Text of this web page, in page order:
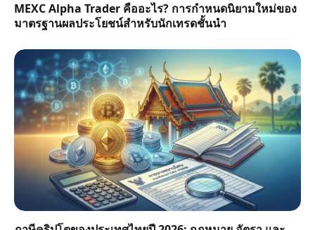
MEXC Alpha Trader คืออะไร? การกำหนดนิยามใหม่ของ
มาตรฐานผลประโยชน์สำหรับนักเทรดชั้นนำ